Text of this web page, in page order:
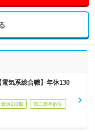
気系総合職】年休130
休2日制 第二新卒歓迎